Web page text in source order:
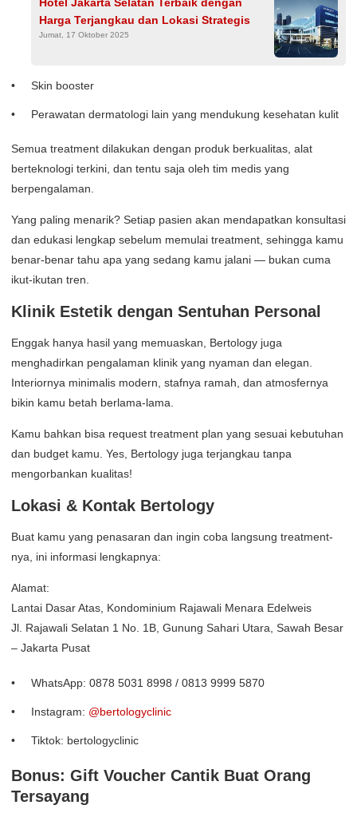
Harga Terjangkau dan Lokasi Strategis
Jumat, 17 Oktober 2025
Skin booster
Perawatan dermatologi lain yang mendukung kesehatan kulit
Semua treatment dilakukan dengan produk berkualitas, alat
berteknologi terkini, dan tentu saja oleh tim medis yang
berpengalaman.
Yang paling menarik? Setiap pasien akan mendapatkan konsultasi
dan edukasi lengkap sebelum memulai treatment, sehingga kamu
benar-benar tahu apa yang sedang kamu jalani — bukan cuma
ikut-ikutan tren.
Klinik Estetik dengan Sentuhan Personal
Enggak hanya hasil yang memuaskan, Bertology juga
menghadirkan pengalaman klinik yang nyaman dan elegan.
Interiornya minimalis modern, stafnya ramah, dan atmosfernya
bikin kamu betah berlama-lama.
Kamu bahkan bisa request treatment plan yang sesuai kebutuhan
dan budget kamu. Yes, Bertology juga terjangkau tanpa
mengorbankan kualitas!
Lokasi & Kontak Bertology
Buat kamu yang penasaran dan ingin coba langsung treatment-
nya, ini informasi lengkapnya:
Alamat:
Lantai Dasar Atas, Kondominium Rajawali Menara Edelweis
Jl. Rajawali Selatan 1 No. 1B, Gunung Sahari Utara, Sawah Besar
– Jakarta Pusat
WhatsApp: 0878 5031 8998 / 0813 9999 5870
Instagram: @bertologyclinic
Tiktok: bertologyclinic
Bonus: Gift Voucher Cantik Buat Orang
Tersayang